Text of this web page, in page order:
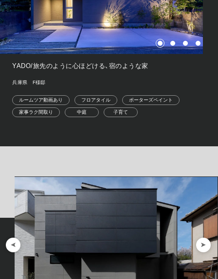
YADO/旅先のように心ほどける、宿のような家
兵庫県 F様邸
ルームツア動画あり フロアタイル ポーターズペイント
家事ラク間取り 中庭 子育て